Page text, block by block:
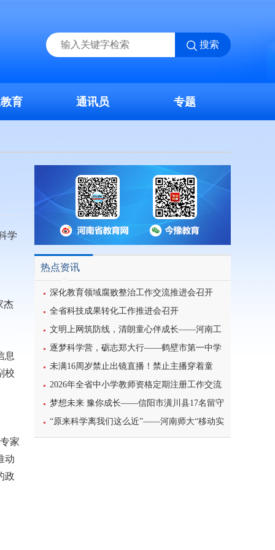
搜索
育 通讯员 专题
热点资讯
深化教育领域腐败整治工作交流推进会召开
全省科技成果转化工作推进会召开
文明上网筑防线，清朗童心伴成长——河南工
业大学北斗星筑梦志愿服务团队开展科普主题实
践课堂
逐梦科学营，砺志郑大行——鹤壁市第一中学
学子参加2026年郑州大学高校科学营研学之旅纪
实
未满16周岁禁止出镜直播！禁止主播穿着童
装、校服等模仿未成年人直播
2026年全省中小学教师资格定期注册工作交流
暨信息系统使用培训班举办
梦想未来 豫你成长——信阳市潢川县17名留守
儿童赴郑参加省级研学成长营活动
“原来科学离我们这么近”——河南师大“移动实
验室”走进太行山下的乡村课堂
学
杰
息
校
家
动
政